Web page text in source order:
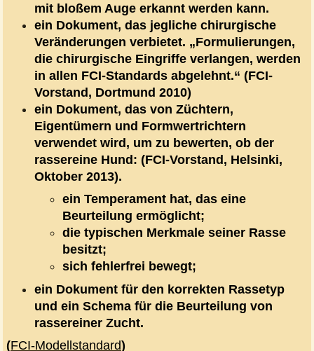
mit bloßem Auge erkannt werden kann.
ein Dokument, das jegliche chirurgische
Veränderungen verbietet. „Formulierungen,
die chirurgische Eingriffe verlangen, werden
in allen FCI-Standards abgelehnt.“ (FCI-
Vorstand, Dortmund 2010)
ein Dokument, das von Züchtern,
Eigentümern und Formwertrichtern
verwendet wird, um zu bewerten, ob der
rassereine Hund: (FCI-Vorstand, Helsinki,
Oktober 2013).
ein Temperament hat, das eine
Beurteilung ermöglicht;
die typischen Merkmale seiner Rasse
besitzt;
sich fehlerfrei bewegt;
ein Dokument für den korrekten Rassetyp
und ein Schema für die Beurteilung von
rassereiner Zucht.
(FCI-Modellstandard)